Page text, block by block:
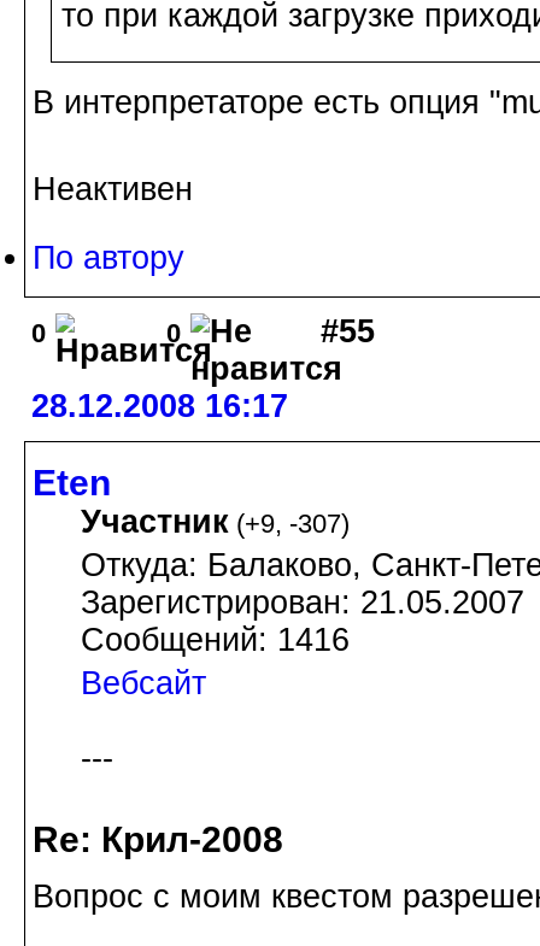
то при каждой загрузке
В интерпретаторе есть опция
Неактивен
По автору
0 0 #55
28.12.2008 16:17
Eten
Участник (+9, -307)
Откуда: Балаково, Санкт-
Зарегистрирован: 21.05.2007
Сообщений: 1416
Вебсайт
---
Re: Крил-2008
Вопрос с моим квестом